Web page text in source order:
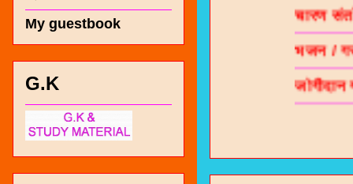
भजन /
जनरल
My guestbook
G.K